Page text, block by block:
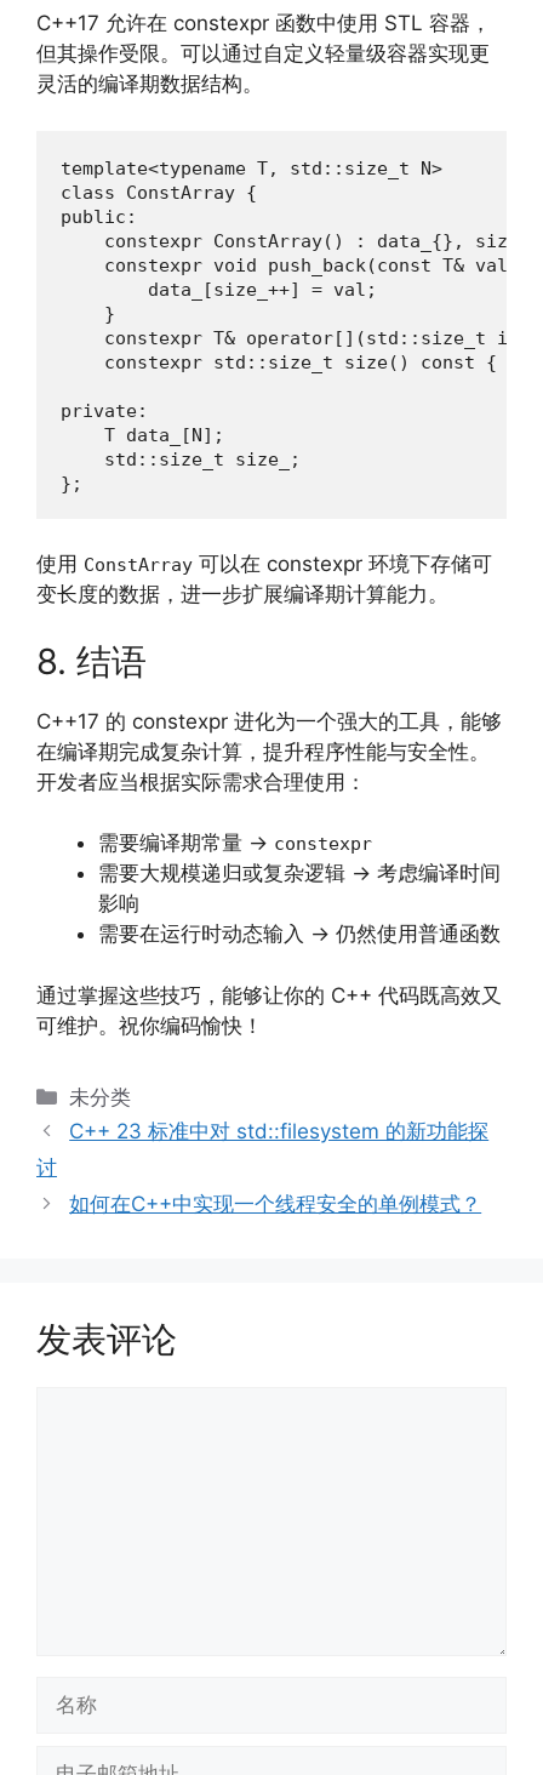
C++17 允许在 constexpr 函数中使用 STL 容器，
但其操作受限。可以通过自定义轻量级容器实现更
灵活的编译期数据结构。
template<typename T, std::size_t N>
class ConstArray {
public:
constexpr ConstArray() : data_{},
    constexpr void push_back(const T& val) {
        data_[size_++] = val;
    }
constexpr T& operator[](std::size_t
constexpr std::size_t size() const {
private:
    T data_[N];
    std::size_t size_;
};
使用 ConstArray 可以在 constexpr 环境下存储可
变长度的数据，进一步扩展编译期计算能力。
8. 结语
C++17 的 constexpr 进化为一个强大的工具，能够
在编译期完成复杂计算，提升程序性能与安全性。
开发者应当根据实际需求合理使用：
需要编译期常量 → constexpr
需要大规模递归或复杂逻辑 → 考虑编译时间
影响
需要在运行时动态输入 → 仍然使用普通函数
通过掌握这些技巧，能够让你的 C++ 代码既高效又
可维护。祝你编码愉快！
分
类
未分类
C++ 23 标准中对 std::filesystem 的新功能探
讨
如何在C++中实现一个线程安全的单例模式？
发表评论